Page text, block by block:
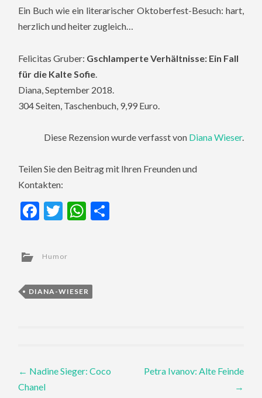
Ein Buch wie ein literarischer Oktoberfest-Besuch: hart,
herzlich und heiter zugleich…
Felicitas Gruber: Gschlamperte Verhältnisse: Ein Fall
für die Kalte Sofie
Diana, September 2018.
304 Seiten, Taschenbuch, 9,99 Euro.
Diese Rezension wurde verfasst von Diana Wieser.
Teilen Sie den Beitrag mit Ihren Freunden und
Kontakten:
Facebook
TwitterWhatsApp
Humor
DIANA-WIESER
Post
← Nadine Sieger: Coco
Chanel
Petra Ivanov: Alte Feinde
→